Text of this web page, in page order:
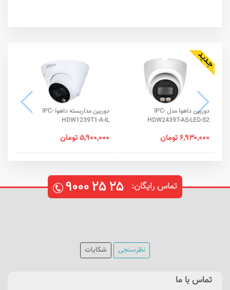
دوربین داهوا مدل IPC-
HDW2439T-AS-LED-S2
۶,۹۳۰,۰۰۰ تومان
دوربین مداربسته داهوا IPC-
HDW1239T1-A-IL
۵,۹۰۰,۰۰۰ تومان
تماس رایگان: ۹۰۰۰۲۵۲۵
نظرسنجی شکایات
تماس با ما